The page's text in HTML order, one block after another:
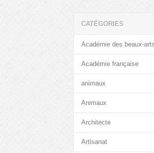
CATÉGORIES
Académie des beaux-arts
Académie française
animaux
Animaux
Architecte
Artisanat